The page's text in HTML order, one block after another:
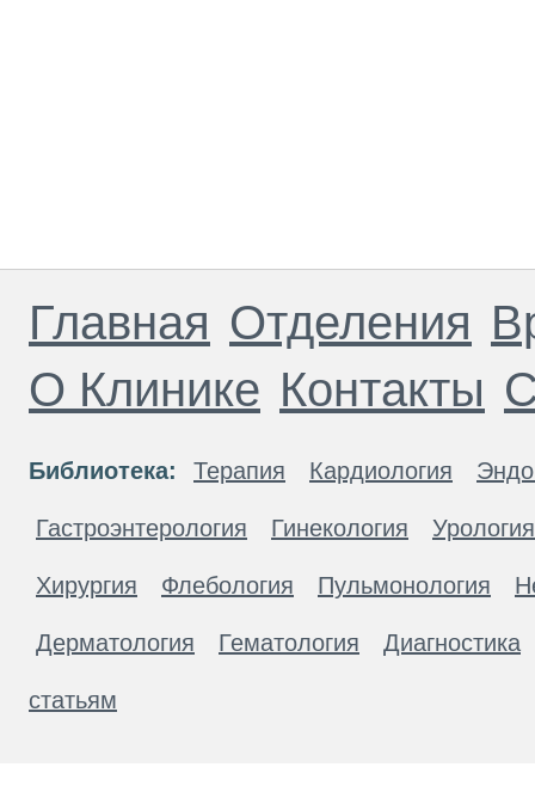
Главная Отделения
О Клинике Контакты
Библиотека: Терапия Кардиология
Гастроэнтерология Гинекология Урология
Хирургия Флебология Пульмонология
Дерматология Гематология Диагностика
статьям